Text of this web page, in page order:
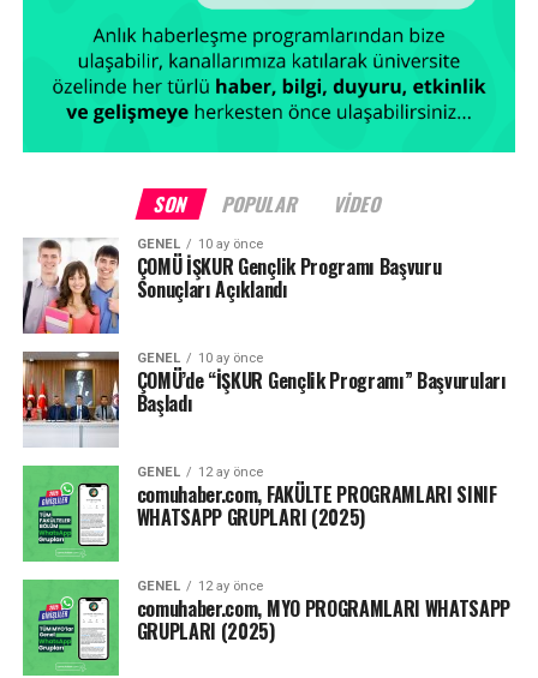
SON POPULAR VIDEO
GENEL 10 ay önce
ÇOMÜ İŞKUR Gençlik Programı Başvuru
Sonuçları Açıklandı
GENEL 10 ay önce
ÇOMÜ’de “İŞKUR Gençlik Programı” Başvuruları
Başladı
GENEL 12 ay önce
comuhaber.com, FAKÜLTE PROGRAMLARI SINIF
WHATSAPP GRUPLARI (2025)
GENEL 12 ay önce
comuhaber.com, MYO PROGRAMLARI WHATSAPP
GRUPLARI (2025)